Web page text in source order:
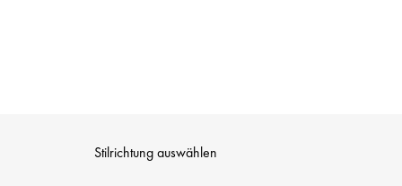
Stilrichtung auswählen